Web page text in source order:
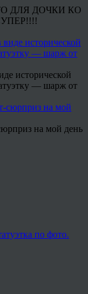
ДЛЯ ДОЧКИ КО
исторической
— шарж от
на мой день
по фото.